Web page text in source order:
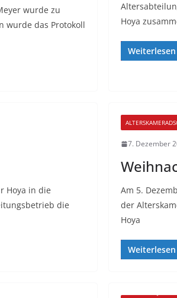
wurde zu
wurde das Protokoll
Hoya
Weiterlesen
Hoya in die
die
7. Dezember
Am 5.
der
Hoya
Weiterlesen